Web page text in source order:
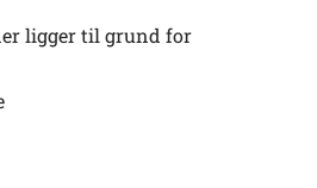
ligger til grund for